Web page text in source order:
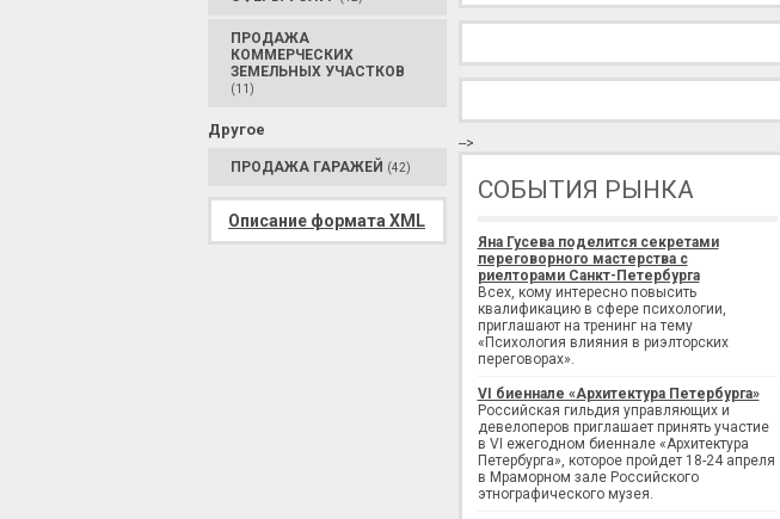
ПРОДАЖА
КОММЕРЧЕСКИХ
ЗЕМЕЛЬНЫХ УЧАСТКОВ
(11)
Другое
ПРОДАЖА ГАРАЖЕЙ (42)
Описание формата XML
-->
СОБЫТИЯ РЫНКА
Яна Гусева поделится секретами
переговорного мастерства с
риелторами Санкт-Петербурга
Всех, кому интересно повысить
квалификацию в сфере психологии,
приглашают на тренинг на тему
«Психология влияния в риэлторских
переговорах».
VI биеннале «Архитектура Петербурга»
Российская гильдия управляющих и
девелоперов приглашает принять участие
в VI ежегодном биеннале «Архитектура
Петербурга», которое пройдет 18-24 апреля
в Мраморном зале Российского
этнографического музея.